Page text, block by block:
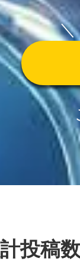
＼
投稿数